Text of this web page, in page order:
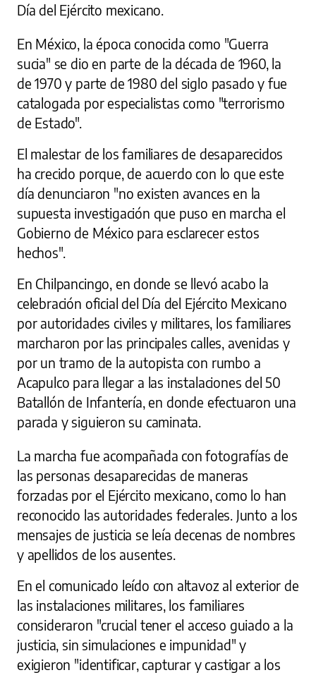
Día del Ejército mexicano.
En México, la época conocida como "Guerra
sucia" se dio en parte de la década de 1960, la
de 1970 y parte de 1980 del siglo pasado y fue
catalogada por especialistas como "terrorismo
de Estado".
El malestar de los familiares de desaparecidos
ha crecido porque, de acuerdo con lo que este
día denunciaron "no existen avances en la
supuesta investigación que puso en marcha el
Gobierno de México para esclarecer estos
hechos".
En Chilpancingo, en donde se llevó acabo la
celebración oficial del Día del Ejército Mexicano
por autoridades civiles y militares, los familiares
marcharon por las principales calles, avenidas y
por un tramo de la autopista con rumbo a
Acapulco para llegar a las instalaciones del 50
Batallón de Infantería, en donde efectuaron una
parada y siguieron su caminata.
La marcha fue acompañada con fotografías de
las personas desaparecidas de maneras
forzadas por el Ejército mexicano, como lo han
reconocido las autoridades federales. Junto a los
mensajes de justicia se leía decenas de nombres
y apellidos de los ausentes.
En el comunicado leído con altavoz al exterior de
las instalaciones militares, los familiares
consideraron "crucial tener el acceso guiado a la
justicia, sin simulaciones e impunidad" y
exigieron "identificar, capturar y castigar a los